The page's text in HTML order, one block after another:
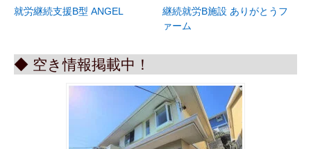
就労継続支援B型 ANGEL
継続就労B施設 ありがとうフ
ァーム
◆ 空き情報掲載中！